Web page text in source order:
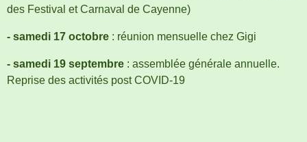
des Festival et Carnaval de Cayenne)
- samedi 17 octobre : réunion mensuelle chez Gigi
- samedi 19 septembre : assemblée générale annuelle.
Reprise des activités post COVID-19